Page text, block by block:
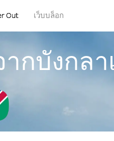
Out เว็บบล็อก
กบังกลา